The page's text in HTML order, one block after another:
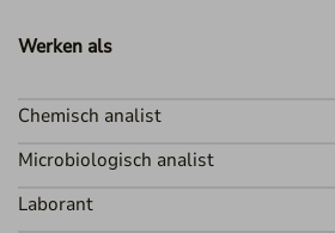
Werken als
Chemisch analist
Microbiologisch analist
Laborant